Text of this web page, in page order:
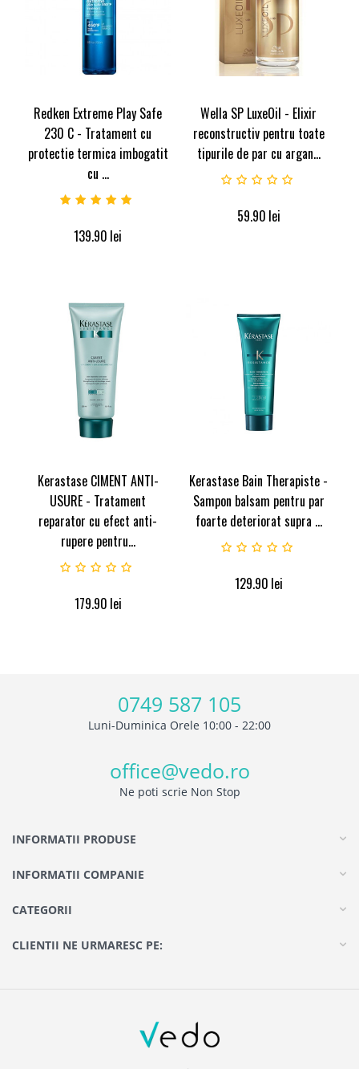
Redken Extreme Play Safe
230 C - Tratament cu
protectie termica imbogatit
cu ...
139.90 lei
Wella SP LuxeOil - Elixir
reconstructiv pentru toate
tipurile de par cu argan...
59.90 lei
Kerastase CIMENT ANTI-
USURE - Tratament
reparator cu efect anti-
rupere pentru...
179.90 lei
Kerastase Bain Therapiste -
Sampon balsam pentru par
foarte deteriorat supra ...
129.90 lei
0749 587 105
Luni-Duminica Orele 10:00 - 22:00
office@vedo.ro
Ne poti scrie Non Stop
INFORMATII PRODUSE
INFORMATII COMPANIE
CATEGORII
CLIENTII NE URMARESC PE: